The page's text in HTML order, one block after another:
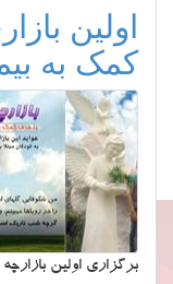
اولین
کمک به
برگزاری اولین